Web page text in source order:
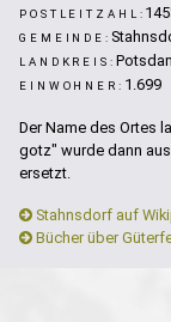
POSTLEITZAHL:
GEMEINDE:
LANDKREIS:
EINWOHNER: 1.699
Der Name des Ortes
gotz" wurde dann
ersetzt.
Stahnsdorf auf
Bücher über